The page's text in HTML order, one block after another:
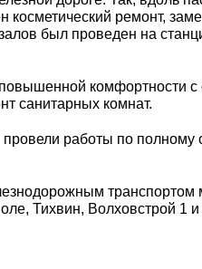
ремонт,
был проведен на
комфортности
санитарных комнат.
работы по
Тихвин, Волховстрой 1